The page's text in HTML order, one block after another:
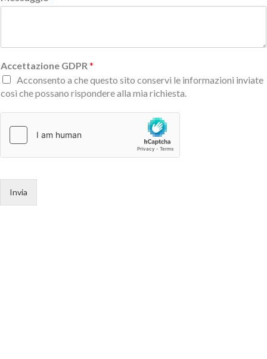
Accettazione GDPR *
Acconsento a che questo sito conservi le informazioni inviate
così che possano rispondere alla mia richiesta.
Invia